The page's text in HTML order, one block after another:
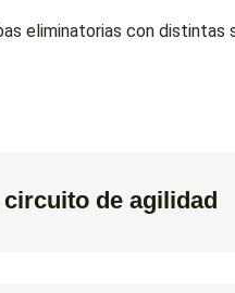
eliminatorias con distintas
de agilidad